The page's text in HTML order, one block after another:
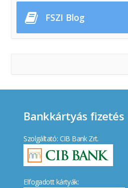
FSZI Blog
Bankkártyás fizetés
Szolgáltató: CIB Bank Zrt.
Elfogadott kártyák: